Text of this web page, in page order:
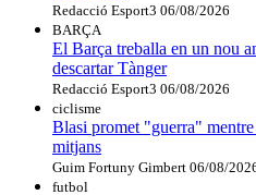
Redacció Esport3 06/08/2026
BARÇA
El Barça treballa en un nou
descartar Tànger
Redacció Esport3 06/08/2026
ciclisme
Blasi promet "guerra"
mitjans
Guim Fortuny Gimbert 06/08/
futbol